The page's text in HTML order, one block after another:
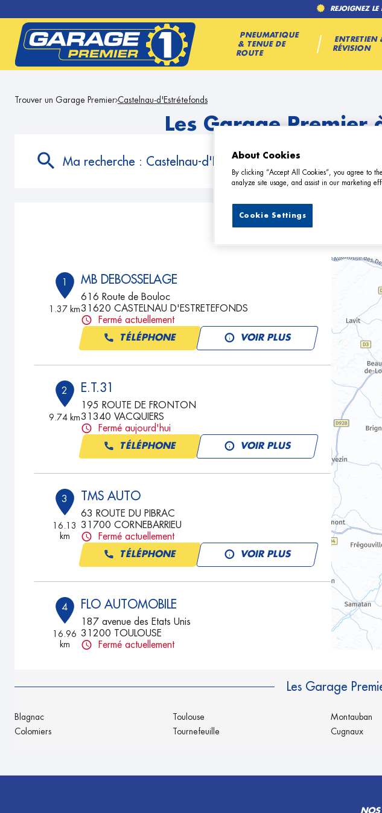
REJOIGNEZ LE
PNEUMATIQUE
& TENUE DE
ROUTE
ENTRETIEN
RÉVISION
Trouver un Garage Premier Castelnau-d'Estrétefonds
Les Garage Premier
Ma recherche : Castelnau-d'Estrétefonds
9 Garage Premier
1
1.37 km
MB DEBOSSELAGE
616 Route de Bouloc
31620 CASTELNAU D'ESTRETEFONDS
Fermé actuellement
TÉLÉPHONE VOIR PLUS
2
9.74 km
E.T.31
195 ROUTE DE FRONTON
31340 VACQUIERS
Fermé aujourd'hui
TÉLÉPHONE VOIR PLUS
3
16.13
km
TMS AUTO
63 ROUTE DU PIBRAC
31700 CORNEBARRIEU
Fermé actuellement
TÉLÉPHONE VOIR PLUS
4
16.96
km
FLO AUTOMOBILE
187 avenue des Etats Unis
31200 TOULOUSE
Fermé actuellement
ASSISTANCE AUTO 31
Les Garage
Blagnac
Colomiers
Toulouse
Tournefeuille
Montauban
Cugnaux
NOS
About Cookies
By clicking “Accept All Cookies”, you agree to
analyze site usage, and assist in our marketing
Cookie Settings